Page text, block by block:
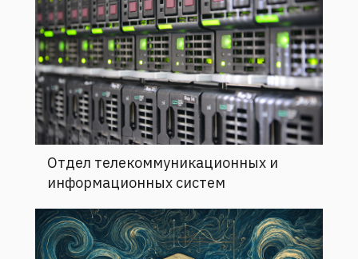
Отдел телекоммуникационных и
информационных систем